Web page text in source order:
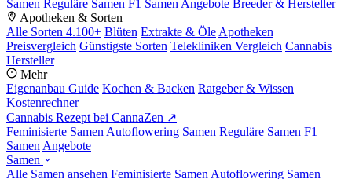
Samen Reguläre Samen F1 Samen Angebote Breeder & Hersteller
Apotheken & Sorten
Alle Sorten 4.100+ Blüten Extrakte & Öle Apotheken
Preisvergleich Günstigste Sorten Telekliniken Vergleich Cannabis
Hersteller
Mehr
Eigenanbau Guide Kochen & Backen Ratgeber & Wissen
Kostenrechner
Cannabis Rezept bei CannaZen ↗
Feminisierte Samen Autoflowering Samen Reguläre Samen F1
Samen Angebote
Samen
Alle Samen ansehen Feminisierte Samen Autoflowering Samen